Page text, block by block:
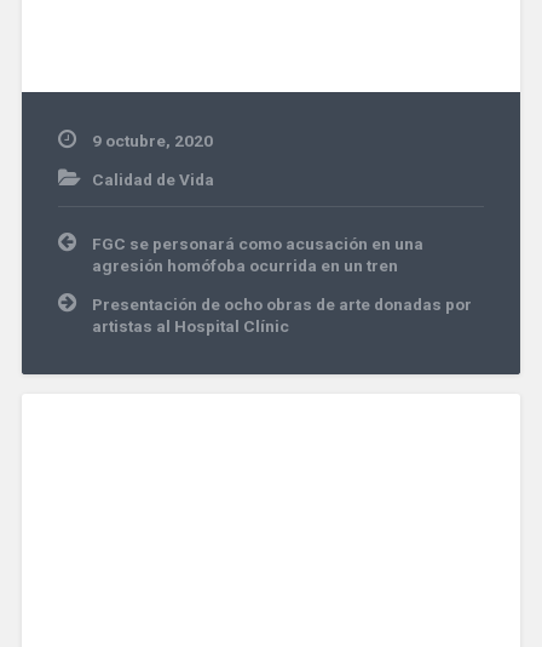
9 octubre, 2020
Calidad de Vida
Navegación
de
entradas
FGC se personará como acusación en una
agresión homófoba ocurrida en un tren
Presentación de ocho obras de arte donadas por
artistas al Hospital Clínic